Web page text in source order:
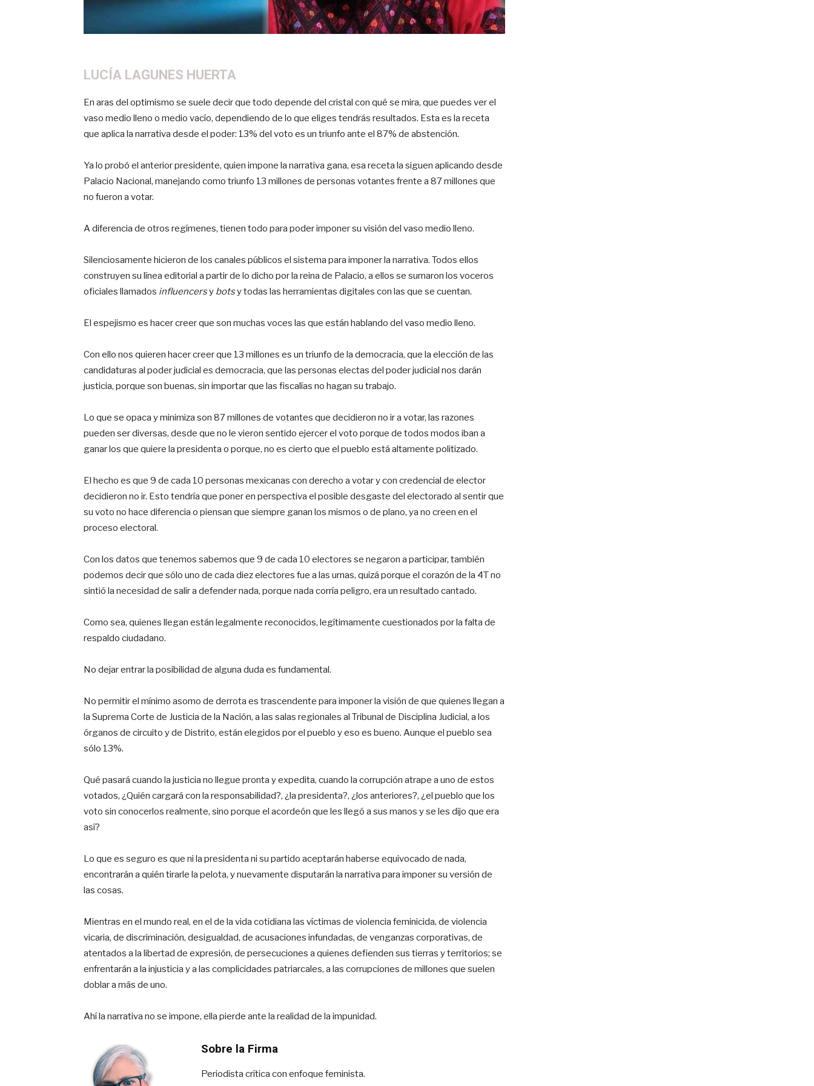
LUCÍA LAGUNES HUERTA
En aras del optimismo se suele decir que todo depende del cristal con qué se mira, que puedes ver el
vaso medio lleno o medio vacío, dependiendo de lo que eliges tendrás resultados. Esta es la receta
que aplica la narrativa desde el poder: 13% del voto es un triunfo ante el 87% de abstención.
Ya lo probó el anterior presidente, quien impone la narrativa gana, esa receta la siguen aplicando desde
Palacio Nacional, manejando como triunfo 13 millones de personas votantes frente a 87 millones que
no fueron a votar.
A diferencia de otros regímenes, tienen todo para poder imponer su visión del vaso medio lleno.
Silenciosamente hicieron de los canales públicos el sistema para imponer la narrativa. Todos ellos
construyen su línea editorial a partir de lo dicho por la reina de Palacio, a ellos se sumaron los voceros
oficiales llamados influencersy botsy todas las herramientas digitales con las que se cuentan.
El espejismo es hacer creer que son muchas voces las que están hablando del vaso medio lleno.
Con ello nos quieren hacer creer que 13 millones es un triunfo de la democracia, que la elección de las
candidaturas al poder judicial es democracia, que las personas electas del poder judicial nos darán
justicia, porque son buenas, sin importar que las fiscalías no hagan su trabajo.
Lo que se opaca y minimiza son 87 millones de votantes que decidieron no ir a votar, las razones
pueden ser diversas, desde que no le vieron sentido ejercer el voto porque de todos modos iban a
ganar los que quiere la presidenta o porque, no es cierto que el pueblo está altamente politizado.
El hecho es que 9 de cada 10 personas mexicanas con derecho a votar y con credencial de elector
decidieron no ir. Esto tendría que poner en perspectiva el posible desgaste del electorado al sentir que
su voto no hace diferencia o piensan que siempre ganan los mismos o de plano, ya no creen en el
proceso electoral.
Con los datos que tenemos sabemos que 9 de cada 10 electores se negaron a participar, también
podemos decir que sólo uno de cada diez electores fue a las urnas, quizá porque el corazón de la 4T no
sintió la necesidad de salir a defender nada, porque nada corría peligro, era un resultado cantado.
Como sea, quienes llegan están legalmente reconocidos, legítimamente cuestionados por la falta de
respaldo ciudadano.
No dejar entrar la posibilidad de alguna duda es fundamental.
No permitir el mínimo asomo de derrota es trascendente para imponer la visión de que quienes llegan a
la Suprema Corte de Justicia de la Nación, a las salas regionales al Tribunal de Disciplina Judicial, a los
órganos de circuito y de Distrito, están elegidos por el pueblo y eso es bueno. Aunque el pueblo sea
sólo 13%.
Qué pasará cuando la justicia no llegue pronta y expedita, cuando la corrupción atrape a uno de estos
votados, ¿Quién cargará con la responsabilidad?, ¿la presidenta?, ¿los anteriores?, ¿el pueblo que los
voto sin conocerlos realmente, sino porque el acordeón que les llegó a sus manos y se les dijo que era
así?
Lo que es seguro es que ni la presidenta ni su partido aceptarán haberse equivocado de nada,
encontrarán a quién tirarle la pelota, y nuevamente disputarán la narrativa para imponer su versión de
las cosas.
Mientras en el mundo real, en el de la vida cotidiana las víctimas de violencia feminicida, de violencia
vicaria, de discriminación, desigualdad, de acusaciones infundadas, de venganzas corporativas, de
atentados a la libertad de expresión, de persecuciones a quienes defienden sus tierras y territorios; se
enfrentarán a la injusticia y a las complicidades patriarcales, a las corrupciones de millones que suelen
doblar a más de uno.
Ahí la narrativa no se impone, ella pierde ante la realidad de la impunidad.
Sobre la Firma
Periodista crítica con enfoque feminista.